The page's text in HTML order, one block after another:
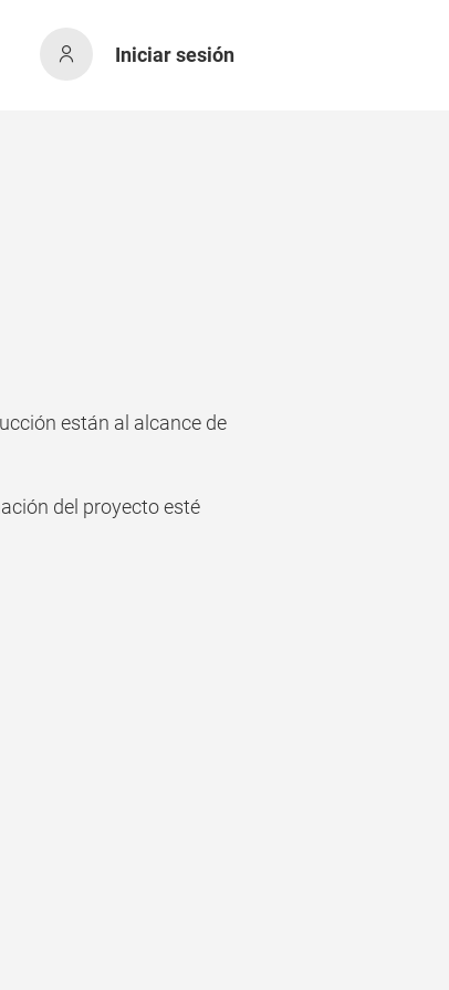
Iniciar sesión
están al alcance de
del proyecto esté